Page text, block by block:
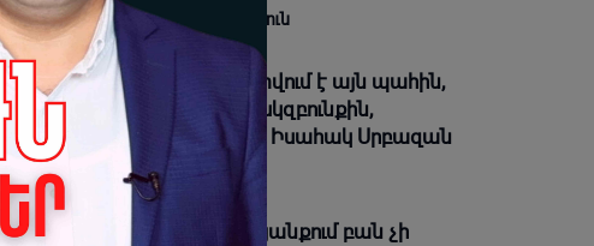
06-08-2026 18:29 |Վերլուծություն
Արդարությունը հաստատվում է այն պահին,
երբ անձը ենթարկվում է սկզբունքին,
իշխանությունը՝ օրենքին. Իսահակ Սրբազան
06-08-2026 18:27 |
«Պադավատը» մարդու կյանքում բան չի